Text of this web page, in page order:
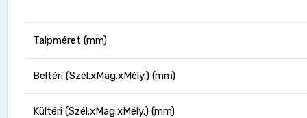
Talpméret (mm)
Beltéri (Szél.xMag.xMély.) (mm)
Kültéri (Szél.xMag.xMély.) (mm)